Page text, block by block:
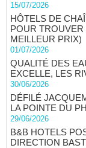
15/07/2026
HÔTELS DE
POUR TROUVER
MEILLEUR PRIX)
01/07/2026
QUALITÉ DES
EXCELLE, LES
30/06/2026
DÉFILÉ
LA POINTE DU
29/06/2026
B&B HOTELS
DIRECTION